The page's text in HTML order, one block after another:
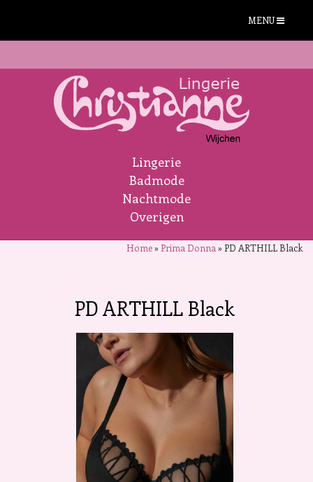
MENU
Lingerie
Badmode
Nachtmode
Overigen
Home»Prima Donna »PD ARTHILL Black
PD ARTHILL Black